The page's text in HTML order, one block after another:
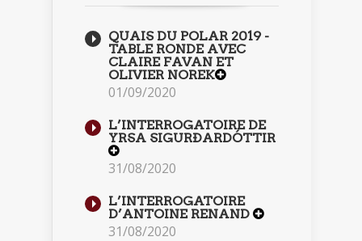
QUAIS DU POLAR 2019 -
TABLE RONDE AVEC
CLAIRE FAVAN ET
OLIVIER NOREK
01/09/2020
L’INTERROGATOIRE DE
YRSA SIGURÐARDÓTTIR
31/08/2020
L’INTERROGATOIRE
D’ANTOINE RENAND
31/08/2020